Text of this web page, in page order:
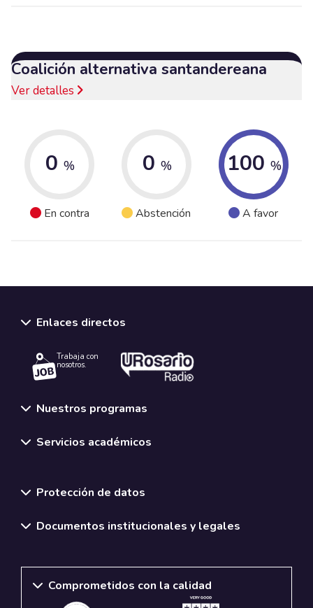
Coalición alternativa santandereana
Ver detalles
0 %
En contra
0 %
Abstención
100 %
A favor
Enlaces directos
Trabaja con
nosotros.
Nuestros programas
Servicios académicos
Protección de datos
Documentos institucionales y legales
Comprometidos con la calidad